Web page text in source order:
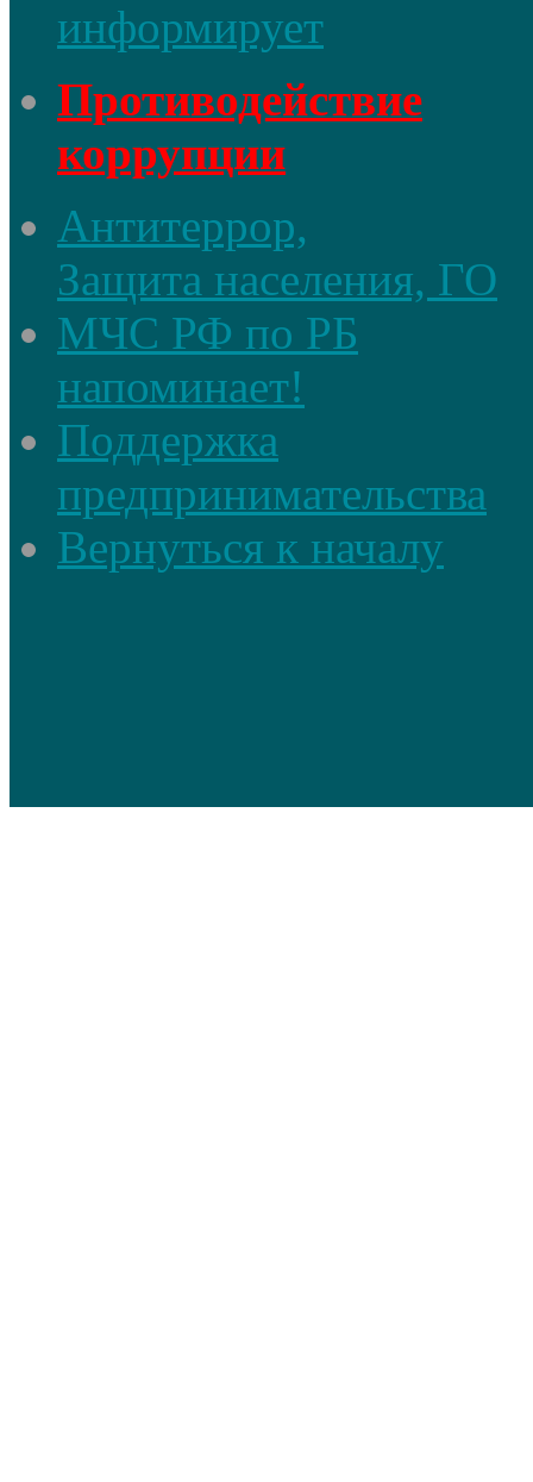
информирует
Противодействие
коррупции
Антитеррор,
Защита населения, ГО
МЧС РФ по РБ
напоминает!
Поддержка
предпринимательства
Вернуться к началу